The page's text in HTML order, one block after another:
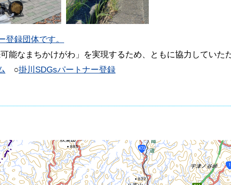
録団体です。
能なまちかけがわ」を実現するため、ともに協力していた
○掛川SDGsパートナー登録